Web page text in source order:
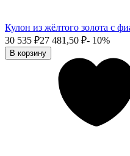
Кулон из жёлтого золота с
30 535 ₽27 481,50 ₽- 10%
В корзину